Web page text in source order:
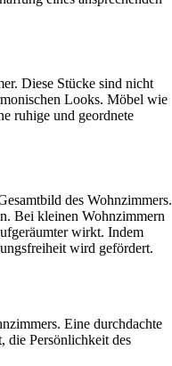
Diese Stücke sind nicht
Looks. Möbel wie
ruhige und geordnete
des Wohnzimmers.
Bei kleinen Wohnzimmern
wirkt. Indem
wird gefördert.
Eine durchdachte
die Persönlichkeit des